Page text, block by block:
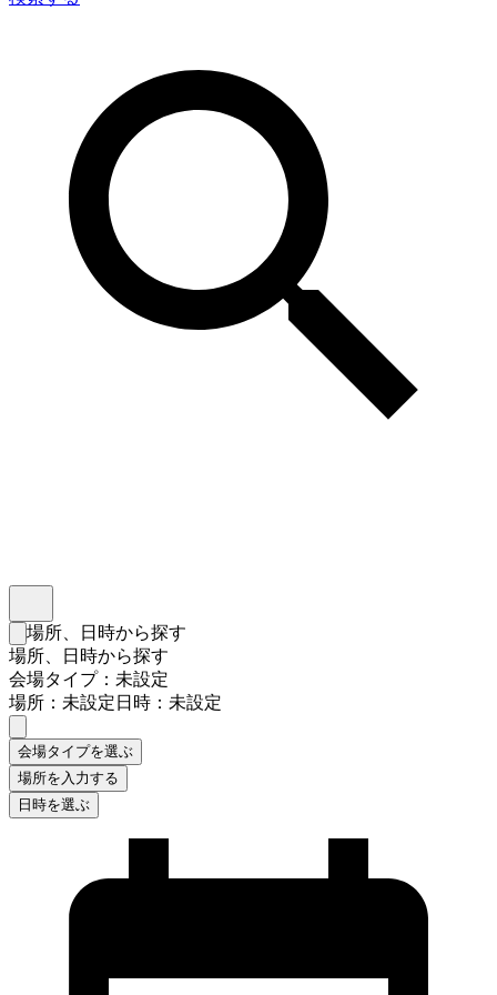
検索フォームを閉じる
場所、日時から探す
場所、日時から探す
会場タイプ：未設定
場所：未設定日時：未設定
会場タイプを選ぶ
場所を入力する
日時を選ぶ